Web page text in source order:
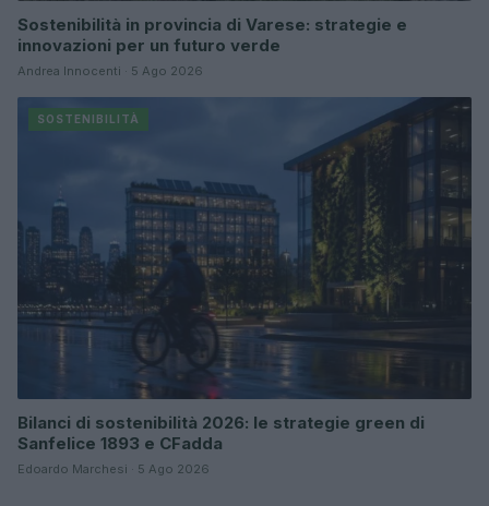
Sostenibilità in provincia di Varese: strategie e
innovazioni per un futuro verde
Andrea Innocenti · 5 Ago 2026
SOSTENIBILITÀ
Bilanci di sostenibilità 2026: le strategie green di
Sanfelice 1893 e CFadda
Edoardo Marchesi · 5 Ago 2026